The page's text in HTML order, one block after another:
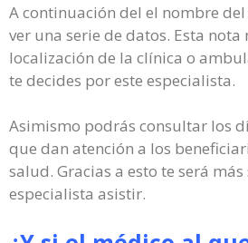
A continuación del el nombre
ver una serie de datos. Esta nota
localización de la clínica o
te decides por este especialista.
Asimismo podrás consultar los
que dan atención a los
salud. Gracias a esto te será
especialista asistir.